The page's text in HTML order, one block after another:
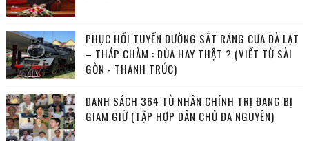
PHỤC HỒI TUYẾN ĐƯỜNG SẮT RĂNG CƯA ĐÀ LẠT
– THÁP CHÀM : ĐÙA HAY THẬT ? (VIẾT TỪ SÀI
GÒN - THANH TRÚC)
DANH SÁCH 364 TÙ NHÂN CHÍNH TRỊ ĐANG BỊ
GIAM GIỮ (TẬP HỢP DÂN CHỦ ĐA NGUYÊN)